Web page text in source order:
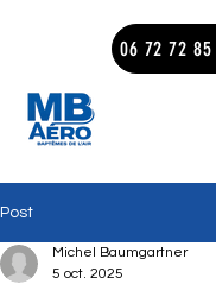
06 72 72 85
Post
Michel Baumgartner
5 oct. 2025